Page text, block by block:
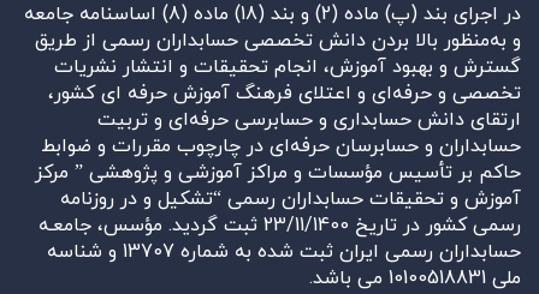
در اجرای بند (پ) ماده (2) و بند (18) ماده (8) اساسنامه جامعه
و به‌منظور بالا بردن دانش تخصصی حسابداران رسمی از طریق
گسترش و بهبود آموزش، انجام تحقیقات و انتشار نشریات
تخصصی و حرفه‌ای و اعتلای فرهنگ آموزش حرفه ای کشور،
ارتقای دانش حسابداری و حسابرسی حرفه‌ای و تربیت
حسابداران و حسابرسان حرفه‌ای در چارچوب مقررات و ضوابط
حاکم بر تأسیس مؤسسات و مراکز آموزشی و پژوهشی ” مرکز
آموزش و تحقیقات حسابداران رسمی “تشکیل و در روزنامه
رسمی کشور در تاریخ 23/11/1400 ثبت گردید. مؤسس، جامعـه
حسابداران رسمی ایران ثبت شده به شماره 13707 و شناسه
ملی 10100518831 می باشد.